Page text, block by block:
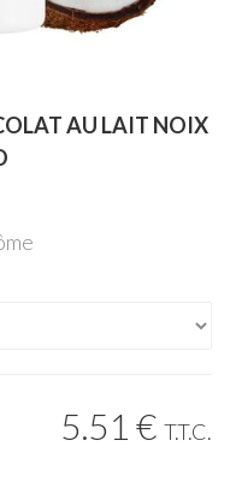
AU LAIT NOIX
5.51 € T.T.C.